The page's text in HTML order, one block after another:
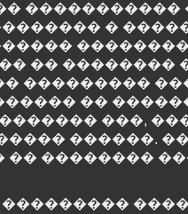
�
�� ��������
���������
��
���,
������.
�� ��������